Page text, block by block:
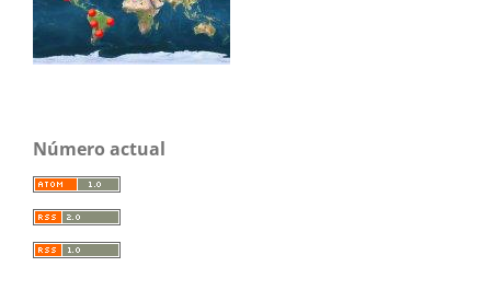
Número actual